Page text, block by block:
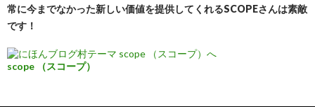
常に今までなかった新しい価値を提供してくれるSCOPEさんは素敵
です！
scope （スコープ）